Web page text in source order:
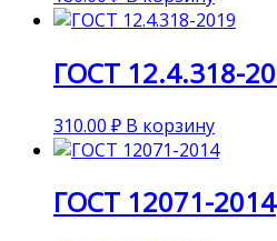
ГОСТ 12.4.318-
310.00 ₽ В корзину
ГОСТ 12071-2014